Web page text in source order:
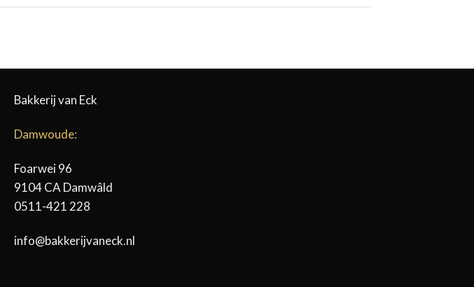
Bakkerij van Eck
Damwoude:
Foarwei 96
9104 CA Damwâld
0511-421 228
info@bakkerijvaneck.nl